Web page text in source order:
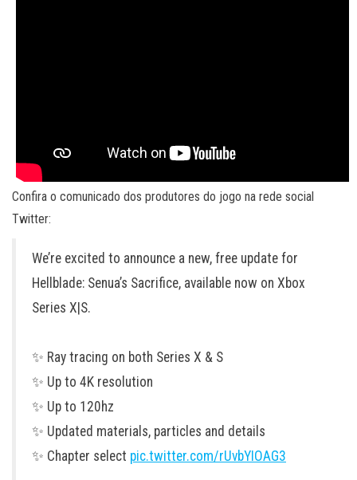
Confira o comunicado dos produtores do jogo na rede social
Twitter:
We’re excited to announce a new, free update for
Hellblade: Senua’s Sacrifice, available now on Xbox
Series X|S.
✨ Ray tracing on both Series X & S
✨ Up to 4K resolution
✨ Up to 120hz
✨ Updated materials, particles and details
✨ Chapter select pic.twitter.com/rUvbYIOAG3